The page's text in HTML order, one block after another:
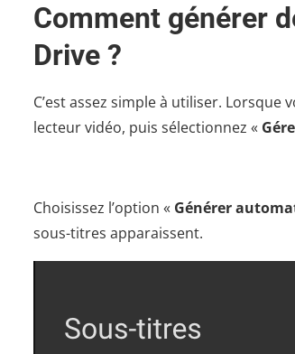
Comment générer
Drive ?
C’est assez simple à utiliser.
lecteur vidéo, puis sélectionnez «
Choisissez l’option « Générer
sous-titres apparaissent.